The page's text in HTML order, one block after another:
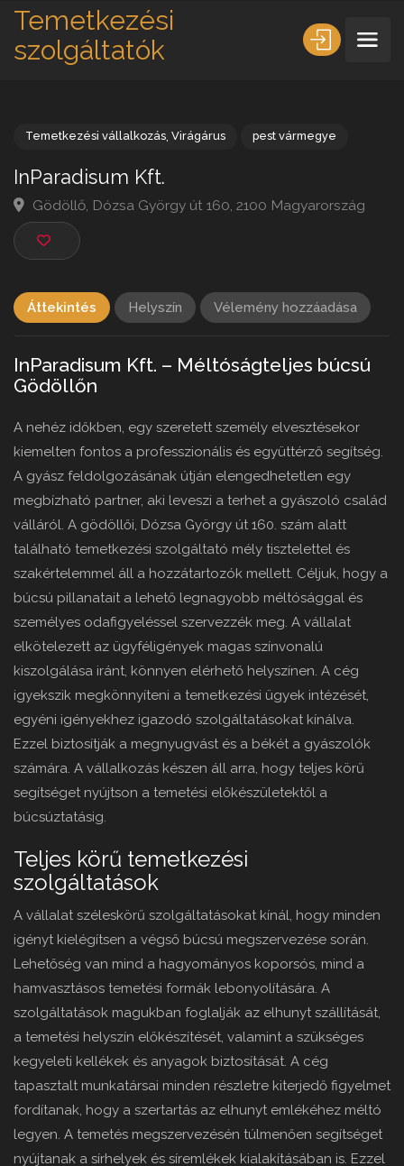
Temetkezési
szolgáltatók
InParadisum Kft.
Gödöllő, Dózsa György út 160, 2100 Magyarország
Áttekintés Helyszín Vélemény hozzáadása
InParadisum Kft. – Méltóságteljes búcsú
Gödöllőn
A nehéz időkben, egy szeretett személy elvesztésekor
kiemelten fontos a professzionális és együttérző segítség.
A gyász feldolgozásának útján elengedhetetlen egy
megbízható partner, aki leveszi a terhet a gyászoló család
válláról. A gödöllői, Dózsa György út 160. szám alatt
található temetkezési szolgáltató mély tisztelettel és
szakértelemmel áll a hozzátartozók mellett. Céljuk, hogy a
búcsú pillanatait a lehető legnagyobb méltósággal és
személyes odafigyeléssel szervezzék meg. A vállalat
elkötelezett az ügyféligények magas színvonalú
kiszolgálása iránt, könnyen elérhető helyszínen. A cég
igyekszik megkönnyíteni a temetkezési ügyek intézését,
egyéni igényekhez igazodó szolgáltatásokat kínálva.
Ezzel biztosítják a megnyugvást és a békét a gyászolók
számára. A vállalkozás készen áll arra, hogy teljes körű
segítséget nyújtson a temetési előkészületektől a
búcsúztatásig.
Teljes körű temetkezési
szolgáltatások
A vállalat széleskörű szolgáltatásokat kínál, hogy minden
igényt kielégítsen a végső búcsú megszervezése során.
Lehetőség van mind a hagyományos koporsós, mind a
hamvasztásos temetési formák lebonyolítására. A
szolgáltatások magukban foglalják az elhunyt szállítását,
a temetési helyszín előkészítését, valamint a szükséges
kegyeleti kellékek és anyagok biztosítását. A cég
tapasztalt munkatársai minden részletre kiterjedő figyelmet
fordítanak, hogy a szertartás az elhunyt emlékéhez méltó
legyen. A temetés megszervezésén túlmenően segítséget
nyújtanak a sírhelyek és síremlékek kialakításában is. Ezzel